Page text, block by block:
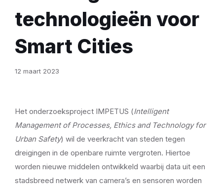
technologieën voor
Smart Cities
12 maart 2023
Het onderzoeksproject IMPETUS (Intelligent
Management of Processes, Ethics and Technology for
Urban Safety) wil de veerkracht van steden tegen
dreigingen in de openbare ruimte vergroten. Hiertoe
worden nieuwe middelen ontwikkeld waarbij data uit een
stadsbreed netwerk van camera’s en sensoren worden